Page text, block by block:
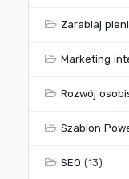
Zarabiaj
Marketing
Rozwój
Szablon
SEO (13)